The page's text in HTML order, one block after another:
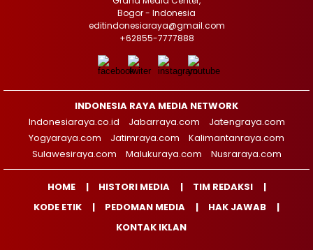
Bogor - Indonesia
editindonesiaraya@gmail.com
+62855-7777888
INDONESIA RAYA MEDIA NETWORK
Indonesiaraya.co.id
Jabarraya.com
Jatengraya.com
Yogyaraya.com
Jatimraya.com
Kalimantanraya.com
Sulawesiraya.com
Malukuraya.com Nusraraya.com
HOME HISTORI MEDIA
TIM REDAKSI
KODE ETIK
PEDOMAN MEDIA
HAK JAWAB
KONTAK IKLAN